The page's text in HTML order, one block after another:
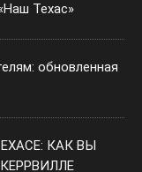
Техас»
обновленная
КАК ВЫ